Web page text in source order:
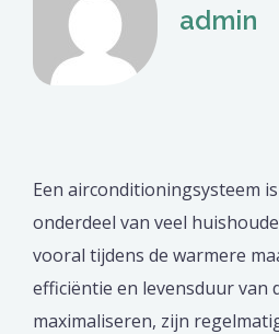
admin
Een airconditioningsysteem
onderdeel van veel
vooral tijdens de warmere
efficiëntie en levensduur van
maximaliseren, zijn